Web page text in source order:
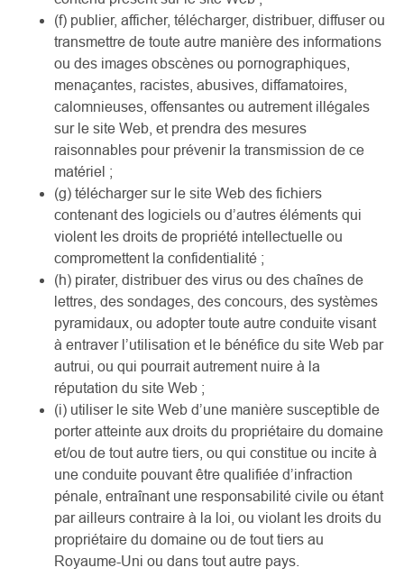
(f) publier, afficher, télécharger, distribuer, diffuser ou
transmettre de toute autre manière des informations
ou des images obscènes ou pornographiques,
menaçantes, racistes, abusives, diffamatoires,
calomnieuses, offensantes ou autrement illégales
sur le site Web, et prendra des mesures
raisonnables pour prévenir la transmission de ce
matériel ;
(g) télécharger sur le site Web des fichiers
contenant des logiciels ou d’autres éléments qui
violent les droits de propriété intellectuelle ou
compromettent la confidentialité ;
(h) pirater, distribuer des virus ou des chaînes de
lettres, des sondages, des concours, des systèmes
pyramidaux, ou adopter toute autre conduite visant
à entraver l’utilisation et le bénéfice du site Web par
autrui, ou qui pourrait autrement nuire à la
réputation du site Web ;
(i) utiliser le site Web d’une manière susceptible de
porter atteinte aux droits du propriétaire du domaine
et/ou de tout autre tiers, ou qui constitue ou incite à
une conduite pouvant être qualifiée d’infraction
pénale, entraînant une responsabilité civile ou étant
par ailleurs contraire à la loi, ou violant les droits du
propriétaire du domaine ou de tout tiers au
Royaume-Uni ou dans tout autre pays.